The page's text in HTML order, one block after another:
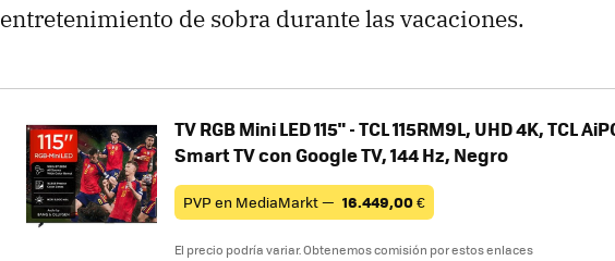
entretenimiento de sobra durante las vacaciones.
TV RGB Mini LED 115" - TCL 115RM9L, UHD 4K, TCL
Smart TV con Google TV, 144 Hz, Negro
PVP en MediaMarkt — 16.449,00€
El precio podría variar. Obtenemos comisión por estos enlaces